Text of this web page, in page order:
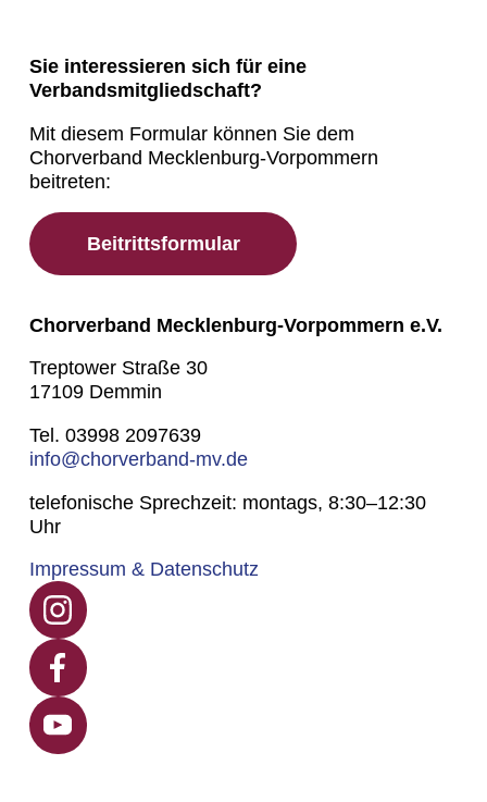
Sie interessieren sich für eine
Verbandsmitgliedschaft?
Mit diesem Formular können Sie dem
Chorverband Mecklenburg-Vorpommern
beitreten:
Beitrittsformular
Chorverband Mecklenburg-Vorpommern e.V.
Treptower Straße 30
17109 Demmin
Tel. 03998 2097639
info@chorverband-mv.de
telefonische Sprechzeit: montags, 8:30–12:30
Uhr
Impressum & Datenschutz